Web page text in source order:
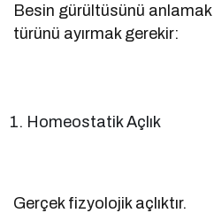
Besin gürültüsünü anlamak
türünü ayırmak gerekir:
Homeostatik Açlık
Gerçek fizyolojik açlıktır.